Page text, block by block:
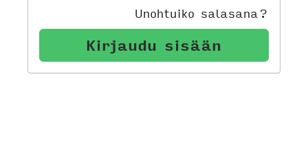
Unohtuiko salasana?